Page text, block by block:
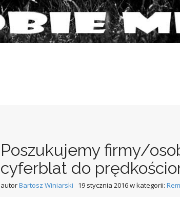
Poszukujemy firmy/
cyferblat do
autorBartosz Winiarski 19 stycznia 2016w kategorii: